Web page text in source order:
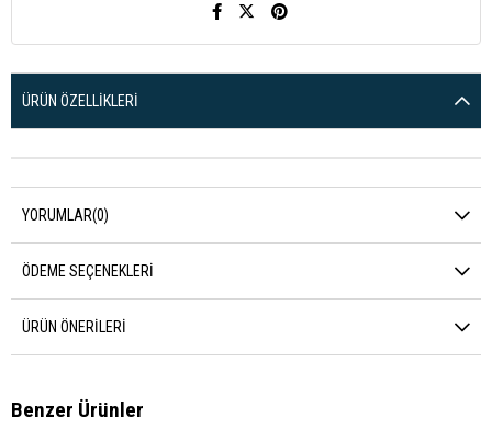
ÜRÜN ÖZELLIKLERI
YORUMLAR(0)
ÖDEME SEÇENEKLERI
ÜRÜN ÖNERILERI
Benzer Ürünler